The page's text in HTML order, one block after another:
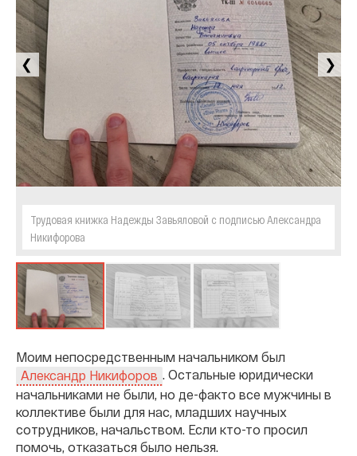
❮
Трудовая книжка Надежды Завьяловой с подписью Александра
Никифорова
❯
Моим непосредственным начальником был
Александр Никифоров . Остальные юридически
начальниками не были, но де-факто все мужчины в
коллективе были для нас, младших научных
сотрудников, начальством. Если кто-то просил
помочь, отказаться было нельзя.